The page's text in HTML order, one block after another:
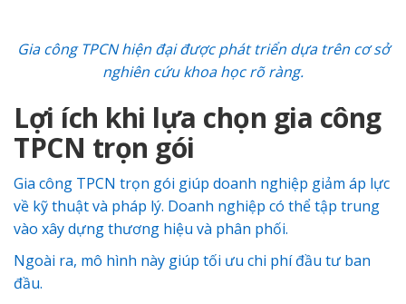
Gia công TPCN hiện đại được phát triển dựa trên cơ sở
nghiên cứu khoa học rõ ràng.
Lợi ích khi lựa chọn gia công
TPCN trọn gói
Gia công TPCN trọn gói giúp doanh nghiệp giảm áp lực
về kỹ thuật và pháp lý. Doanh nghiệp có thể tập trung
vào xây dựng thương hiệu và phân phối.
Ngoài ra, mô hình này giúp tối ưu chi phí đầu tư ban
đầu.